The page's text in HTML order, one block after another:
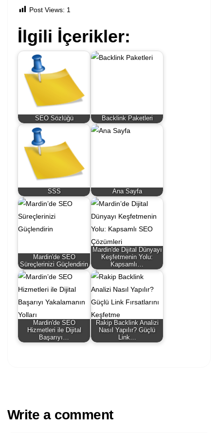
Post Views: 1
İlgili İçerikler:
SEO Sözlüğü Backlink Paketleri
SSS Ana Sayfa
Mardin'de SEO
Süreçlerinizi Güçlendirin
Mardin'de Dijital Dünyayı
Keşfetmenin Yolu:
Kapsamlı…
Mardin'de SEO
Hizmetleri ile Dijital
Başarıyı…
Rakip Backlink Analizi
Nasıl Yapılır? Güçlü
Link…
Write a comment